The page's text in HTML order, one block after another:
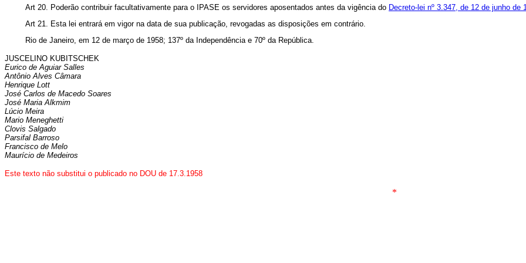
Art 20. Poderão contribuir facultativamente para o IPASE os servidores aposentados antes da vigência do Decreto-lei nº 3.347, de 12 de junho de
Art 21. Esta lei entrará em vigor na data de sua publicação, revogadas as disposições em contrário.
Rio de Janeiro, em 12 de março de 1958; 137º da Independência e 70º da República.
JUSCELINO KUBITSCHEK
Eurico de Aguiar Salles
Antônio Alves Câmara
Henrique Lott
José Carlos de Macedo Soares
José Maria Alkmim
Lúcio Meira
Mario Meneghetti
Clovis Salgado
Parsifal Barroso
Francisco de Melo
Maurício de Medeiros
Este texto não substitui o publicado no DOU de 17.3.1958
*